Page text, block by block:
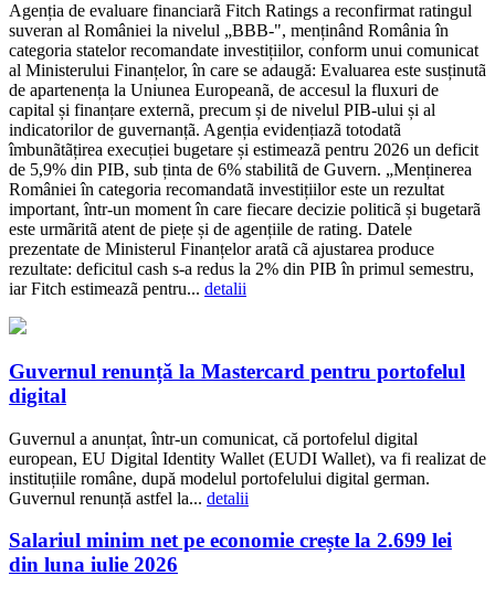
Agenția de evaluare financiarã Fitch Ratings a reconfirmat ratingul
suveran al României la nivelul „BBB-", menținând România în
categoria statelor recomandate investițiilor, conform unui comunicat
al Ministerului Finanțelor, în care se adaugă: Evaluarea este susținutã
de apartenența la Uniunea Europeanã, de accesul la fluxuri de
capital și finanțare externã, precum și de nivelul PIB-ului și al
indicatorilor de guvernanțã. Agenția evidențiazã totodatã
îmbunãtãțirea execuției bugetare și estimeazã pentru 2026 un deficit
de 5,9% din PIB, sub ținta de 6% stabilitã de Guvern. „Menținerea
României în categoria recomandatã investițiilor este un rezultat
important, într-un moment în care fiecare decizie politicã și bugetarã
este urmãritã atent de piețe și de agențiile de rating. Datele
prezentate de Ministerul Finanțelor aratã cã ajustarea produce
rezultate: deficitul cash s-a redus la 2% din PIB în primul semestru,
iar Fitch estimeazã pentru... detalii
Guvernul renunță la Mastercard pentru portofelul
digital
Guvernul a anunțat, într-un comunicat, că portofelul digital
european, EU Digital Identity Wallet (EUDI Wallet), va fi realizat de
instituțiile române, după modelul portofelului digital german.
Guvernul renunță astfel la... detalii
Salariul minim net pe economie crește la 2.699 lei
din luna iulie 2026